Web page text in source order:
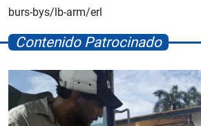
burs-bys/lb-arm/erl
Contenido Patrocinado